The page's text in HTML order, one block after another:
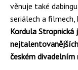
věnuje také
seriálech a
Kordula Stropnická
českém